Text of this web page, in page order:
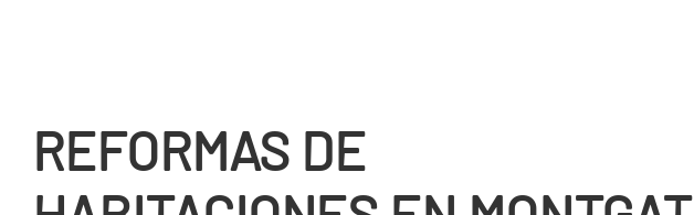
REFORMAS DE